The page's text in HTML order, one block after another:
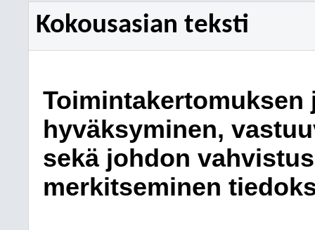
Kokousasian teksti
Toimintakertomuksen
hyväksyminen,
sekä johdon
merkitseminen